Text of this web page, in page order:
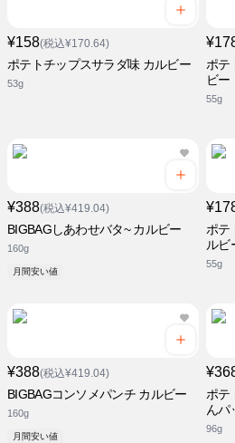
¥158(税込¥170.64)
ポテトチップスサラダ味 カルビー
53g
ポテ
ビー
55g
¥388(税込¥419.04)
BIGBAGしあわせバタ~ カルビー
160g
月間安い値
ポテ
ルビ
55g
¥388(税込¥419.04)
BIGBAGコンソメパンチ カルビー
160g
月間安い値
ポテ
んパ
96g